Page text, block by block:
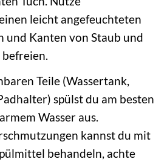
leicht angefeuchteten
und Kanten von Staub und
Teile (Wassertank,
spülst du am besten
Wasser aus.
kannst du mit
behandeln, achte